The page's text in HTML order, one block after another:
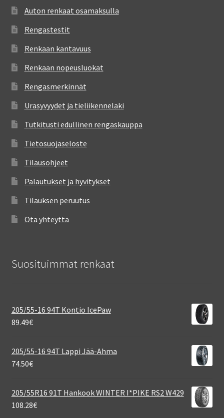
Auton renkaat osamaksulla
Rengastestit
Renkaan kantavuus
Renkaan nopeusluokat
Rengasmerkinnät
Urasyvyydet ja tieliikennelaki
Tutkitusti edullinen rengaskauppa
Tietosuojaseloste
Tilausohjeet
Palautukset ja hyvitykset
Tilauksen peruutus
Ota yhteyttä
Suosituimmat renkaat
205/55-16 94T Kontio IcePaw
89.49€
205/55-16 94T Lappi Jää-Ahma
74.50€
205/55R16 91T Hankook WINTER I*PIKE RS2 W429
108.28€